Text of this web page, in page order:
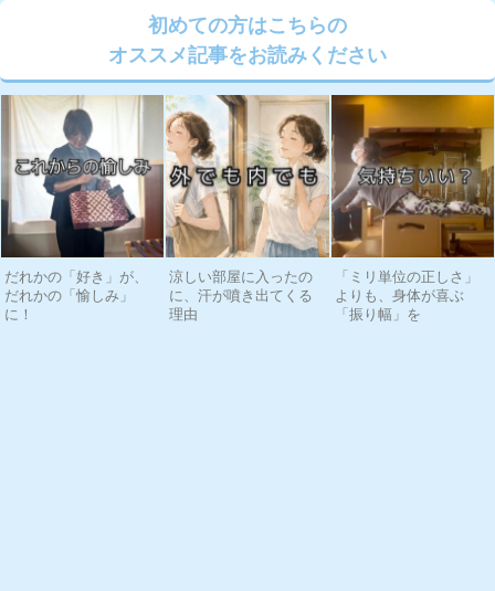
初めての方はこちらの
オススメ記事をお読みください
だれかの「好き」が、
だれかの「愉しみ」
に！
涼しい部屋に入ったの
に、汗が噴き出てくる
理由
「ミリ単位の正しさ」
よりも、身体が喜ぶ
「振り幅」を